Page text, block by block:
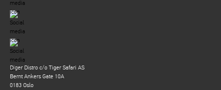
Diger Distro c/o Tiger Safari AS
Bernt Ankers Gate 10A
0183 Oslo